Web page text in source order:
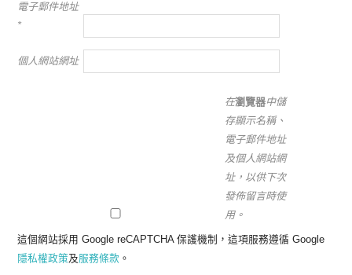
電子郵件地址
*
個人網站網址
在瀏覽器中儲
存顯示名稱、
電子郵件地址
及個人網站網
址，以供下次
發佈留言時使
用。
這個網站採用 Google reCAPTCHA 保護機制，這項服務遵循 Google
隱私權政策及服務條款 。